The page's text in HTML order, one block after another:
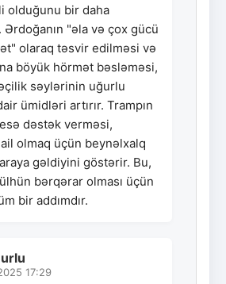
olduğunu bir daha
"əla və çox gücü
olaraq təsvir edilməsi və
böyük hörmət bəsləməsi,
səylərinin uğurlu
ümidləri artırır. Trampın
dəstək verməsi,
olmaq üçün beynəlxalq
gəldiyini göstərir. Bu,
bərqərar olması üçün
bir addımdır.
17:29